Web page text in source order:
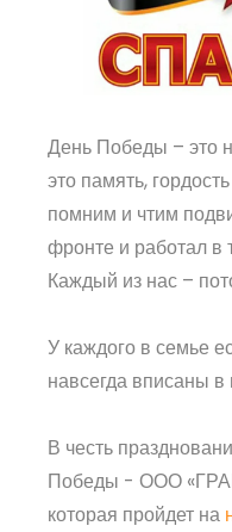
День Победы – это
это память,
помним и чтим
фронте и работал в
Каждый из нас –
У каждого в семье
навсегда вписаны в
В честь
Победы - ООО
которая пройдет на